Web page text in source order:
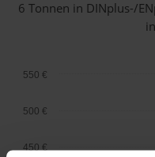
6 Tonnen in DINplus-/
450 €
500 €
550 €